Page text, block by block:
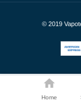
© 2019
Home